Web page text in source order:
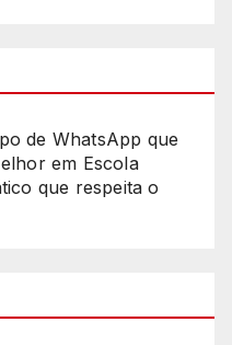
de WhatsApp que
em Escola
que respeita o